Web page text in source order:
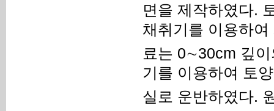
면을 제작하였다.
채취기를 이용하
료는 0∼30cm 깊
기를 이용하여 토
실로 운반하였다.